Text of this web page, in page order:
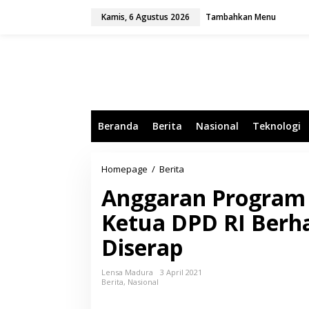
Kamis, 6 Agustus 2026 Tambahkan Menu
Beranda Berita Nasional Teknologi
Homepage / Berita
g
g
a
r
P
Anggaran
Ketua DPD RI
Diserap
Lensa Madura
3 April 2021
Berita, Nasional